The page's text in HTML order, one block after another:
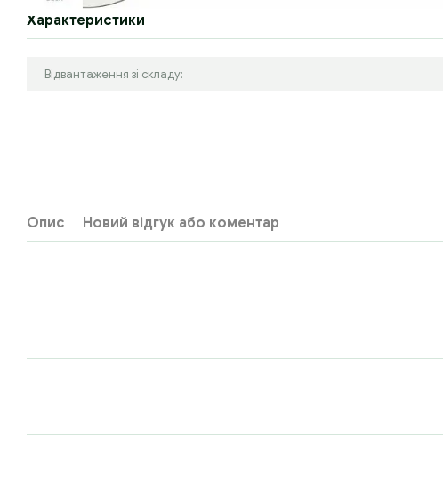
Характеристики
Відвантаження зі складу:
Опис Новий відгук або коментар